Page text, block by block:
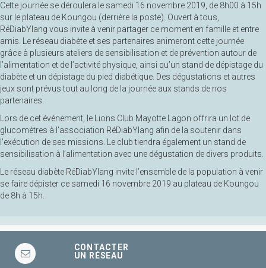
Cette journée se déroulera le samedi 16 novembre 2019, de 8h00 à 15h
sur le plateau de Koungou (derrière la poste). Ouvert à tous,
RéDiabYlang vous invite à venir partager ce moment en famille et entre
amis. Le réseau diabète et ses partenaires animeront cette journée
grâce à plusieurs ateliers de sensibilisation et de prévention autour de
l’alimentation et de l’activité physique, ainsi qu’un stand de dépistage du
diabète et un dépistage du pied diabétique. Des dégustations et autres
jeux sont prévus tout au long de la journée aux stands de nos
partenaires.
Lors de cet événement, le Lions Club Mayotte Lagon offrira un lot de
glucomètres à l’association RéDiabYlang afin de la soutenir dans
l’exécution de ses missions. Le club tiendra également un stand de
sensibilisation à l’alimentation avec une dégustation de divers produits.
Le réseau diabète RéDiabYlang invite l’ensemble de la population à venir
se faire dépister ce samedi 16 novembre 2019 au plateau de Koungou
de 8h à 15h.
CONTACTER
UN RÉSEAU